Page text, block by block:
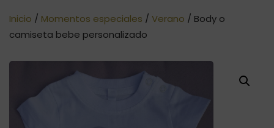
Inicio / Momentos especiales / Verano / Body o
camiseta bebe personalizado